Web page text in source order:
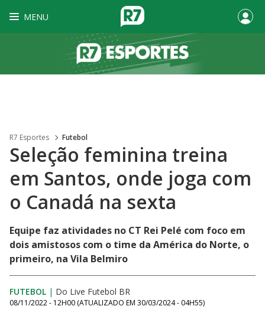
MENU
R7 Esportes Futebol
Seleção feminina treina
em Santos, onde joga com
o Canadá na sexta
Equipe faz atividades no CT Rei Pelé com foco em
dois amistosos com o time da América do Norte, o
primeiro, na Vila Belmiro
FUTEBOL | Do Live Futebol BR
08/11/2022 - 12H00 (ATUALIZADO EM 30/03/2024 - 04H55)